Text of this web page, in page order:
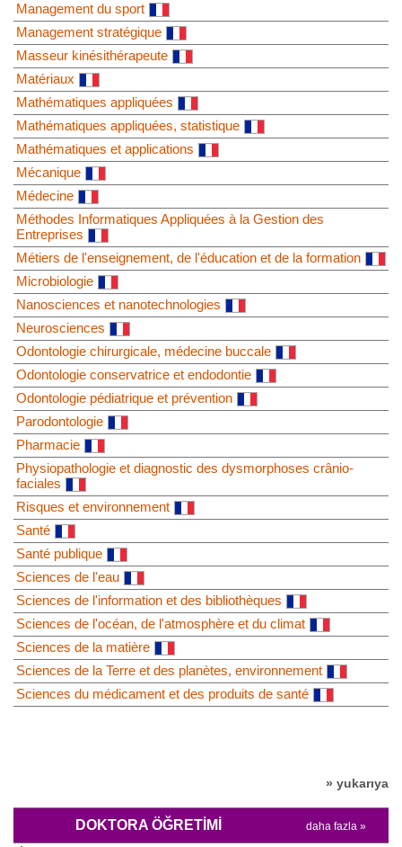
Management du sport
Management stratégique
Masseur kinésithérapeute
Matériaux
Mathématiques appliquées
Mathématiques appliquées, statistique
Mathématiques et applications
Mécanique
Médecine
Méthodes Informatiques Appliquées à la Gestion des
Entreprises
Métiers de l'enseignement, de l'éducation et de la formation
Microbiologie
Nanosciences et nanotechnologies
Neurosciences
Odontologie chirurgicale, médecine buccale
Odontologie conservatrice et endodontie
Odontologie pédiatrique et prévention
Parodontologie
Pharmacie
Physiopathologie et diagnostic des dysmorphoses crânio-
faciales
Risques et environnement
Santé
Santé publique
Sciences de l'eau
Sciences de l'information et des bibliothèques
Sciences de l'océan, de l'atmosphère et du climat
Sciences de la matière
Sciences de la Terre et des planètes, environnement
Sciences du médicament et des produits de santé
» yukarıya
DOKTORA ÖĞRETIMI daha fazla »